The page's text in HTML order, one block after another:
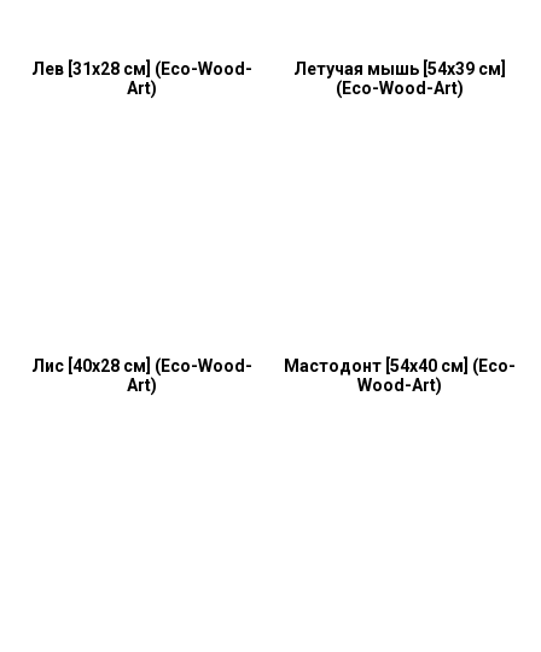
Лев [31x28 см] (Eco-Wood-
Art)
Летучая мышь [54x39 см]
(Eco-Wood-Art)
Лис [40x28 см] (Eco-Wood-
Art)
Мастодонт [54x40 см] (Eco-
Wood-Art)